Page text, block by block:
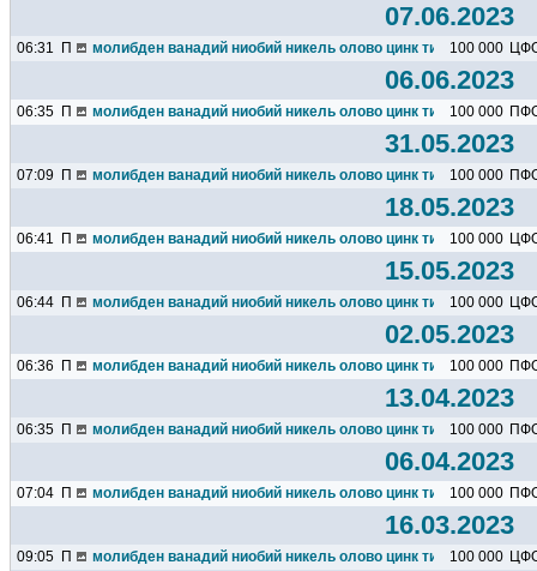
07.06.2023
06:31 П молибден ванадий ниобий никель олово цинк титан марганец
100 000
06.06.2023
06:35 П молибден ванадий ниобий никель олово цинк титан марганец
100 000
31.05.2023
07:09 П молибден ванадий ниобий никель олово цинк титан марганец
100 000
18.05.2023
06:41 П молибден ванадий ниобий никель олово цинк титан марганец
100 000
15.05.2023
06:44 П молибден ванадий ниобий никель олово цинк титан марганец
100 000
02.05.2023
06:36 П молибден ванадий ниобий никель олово цинк титан марганец
100 000
13.04.2023
06:35 П молибден ванадий ниобий никель олово цинк титан марганец
100 000
06.04.2023
07:04 П молибден ванадий ниобий никель олово цинк титан марганец
100 000
16.03.2023
09:05 П молибден ванадий ниобий никель олово цинк титан марганец
100 000